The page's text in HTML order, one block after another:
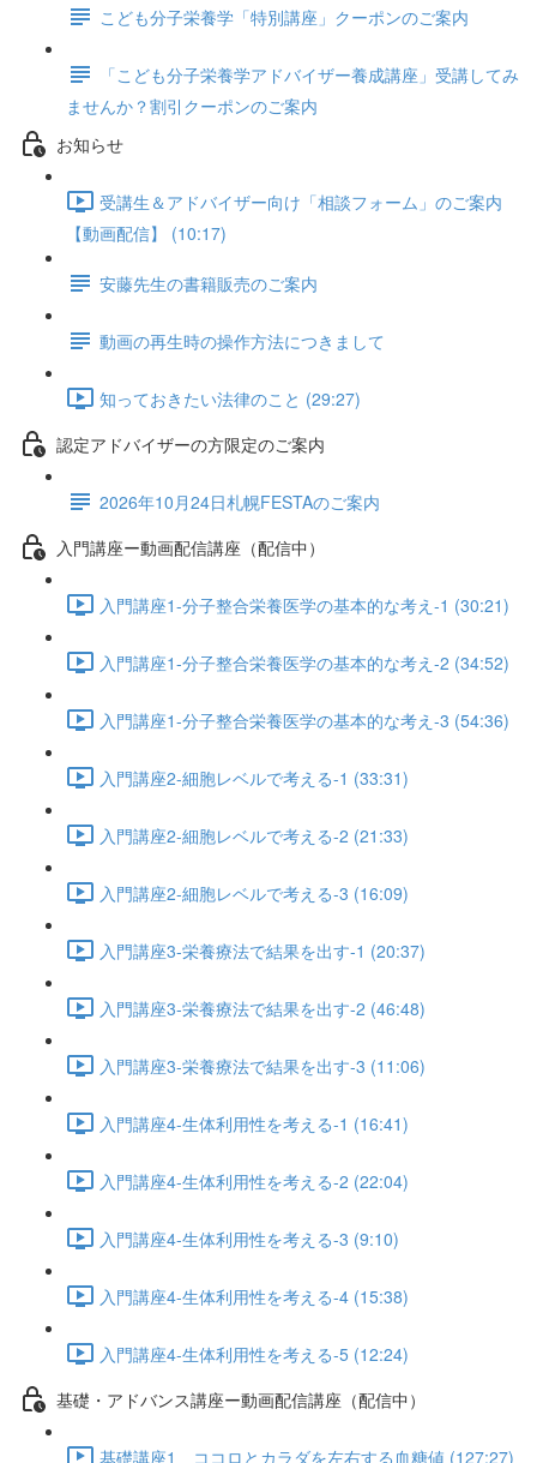
こども分子栄養学「特別講座」クーポンのご案内
「こども分子栄養学アドバイザー養成講座」受講してみ
ませんか？割引クーポンのご案内
お知らせ
受講生＆アドバイザー向け「相談フォーム」のご案内
【動画配信】 (10:17)
安藤先生の書籍販売のご案内
動画の再生時の操作方法につきまして
知っておきたい法律のこと (29:27)
認定アドバイザーの方限定のご案内
2026年10月24日札幌FESTAのご案内
入門講座ー動画配信講座（配信中）
入門講座1-分子整合栄養医学の基本的な考え-1 (30:21)
入門講座1-分子整合栄養医学の基本的な考え-2 (34:52)
入門講座1-分子整合栄養医学の基本的な考え-3 (54:36)
入門講座2-細胞レベルで考える-1 (33:31)
入門講座2-細胞レベルで考える-2 (21:33)
入門講座2-細胞レベルで考える-3 (16:09)
入門講座3-栄養療法で結果を出す-1 (20:37)
入門講座3-栄養療法で結果を出す-2 (46:48)
入門講座3-栄養療法で結果を出す-3 (11:06)
入門講座4-生体利用性を考える-1 (16:41)
入門講座4-生体利用性を考える-2 (22:04)
入門講座4-生体利用性を考える-3 (9:10)
入門講座4-生体利用性を考える-4 (15:38)
入門講座4-生体利用性を考える-5 (12:24)
基礎・アドバンス講座ー動画配信講座（配信中）
基礎講座1 ココロとカラダを左右する血糖値 (127:27)